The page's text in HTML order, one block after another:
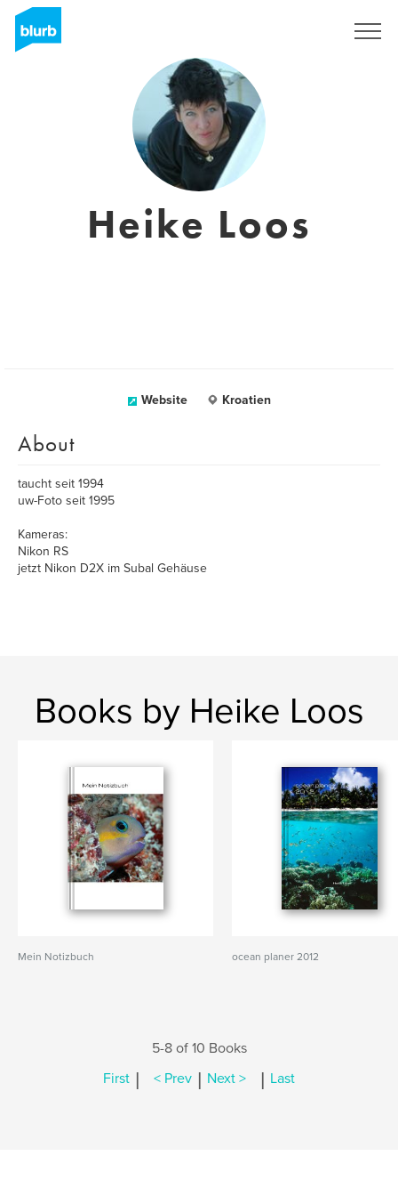
Heike Loos
Website Kroatien
About
taucht seit 1994
uw-Foto seit 1995
Kameras:
Nikon RS
jetzt Nikon D2X im Subal Gehäuse
Books by Heike Loos
Mein Notizbuch ocean planer 2012
5-8 of 10 Books
First | < Prev | Next > | Last